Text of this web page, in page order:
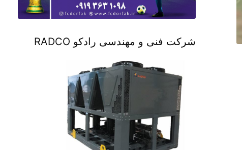
شرکت فنی و مهندسی رادکو RADCO